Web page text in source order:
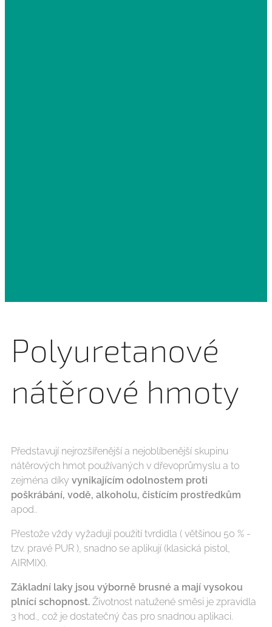
Polyuretanové
nátěrové hmoty
Představují nejrozšířenější a nejoblíbenější skupinu
nátěrových hmot používaných v dřevoprůmyslu a to
zejména díky vynikajícím odolnostem proti
poškrábání, vodě, alkoholu, čistícím prostředkům
apod..
Přestože vždy vyžadují použití tvrdidla ( většinou 50 % -
tzv. pravé PUR ), snadno se aplikují (klasická pistol,
AIRMIX).
Základní laky jsou výborně brusné a mají vysokou
plnící schopnost. Životnost natužené směsi je zpravidla
3 hod., což je dostatečný čas pro snadnou aplikaci.